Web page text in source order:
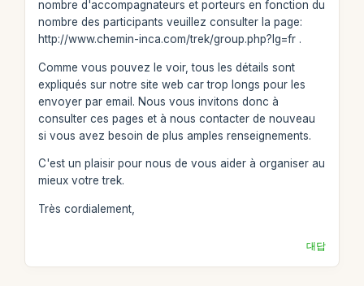
nombre d'accompagnateurs et porteurs en fonction du
nombre des participants veuillez consulter la page:
http://www.chemin-inca.com/trek/group.php?lg=fr .
Comme vous pouvez le voir, tous les détails sont
expliqués sur notre site web car trop longs pour les
envoyer par email. Nous vous invitons donc à
consulter ces pages et à nous contacter de nouveau
si vous avez besoin de plus amples renseignements.
C'est un plaisir pour nous de vous aider à organiser au
mieux votre trek.
Très cordialement,
대답